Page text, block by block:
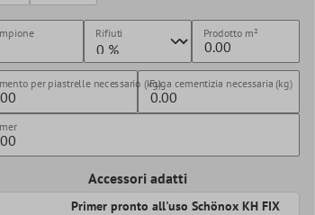
Rifiuti Prodotto m²
per piastrelle necessario (kg)Fuga cementizia necessaria (kg)
Accessori adatti
Primer pronto all'uso Schönox KH FIX